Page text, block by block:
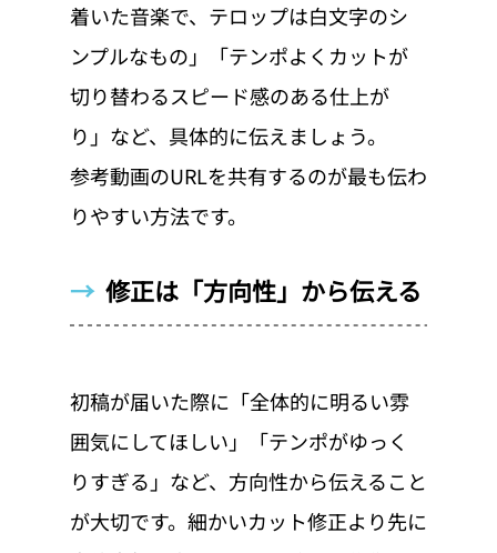
着いた音楽で、テロップは白文字のシ
ンプルなもの」「テンポよくカットが
切り替わるスピード感のある仕上が
り」など、具体的に伝えましょう。
参考動画のURLを共有するのが最も伝わ
りやすい方法です。
→ 修正は「方向性」から伝える
初稿が届いた際に「全体的に明るい雰
囲気にしてほしい」「テンポがゆっく
りすぎる」など、方向性から伝えること
が大切です。細かいカット修正より先に